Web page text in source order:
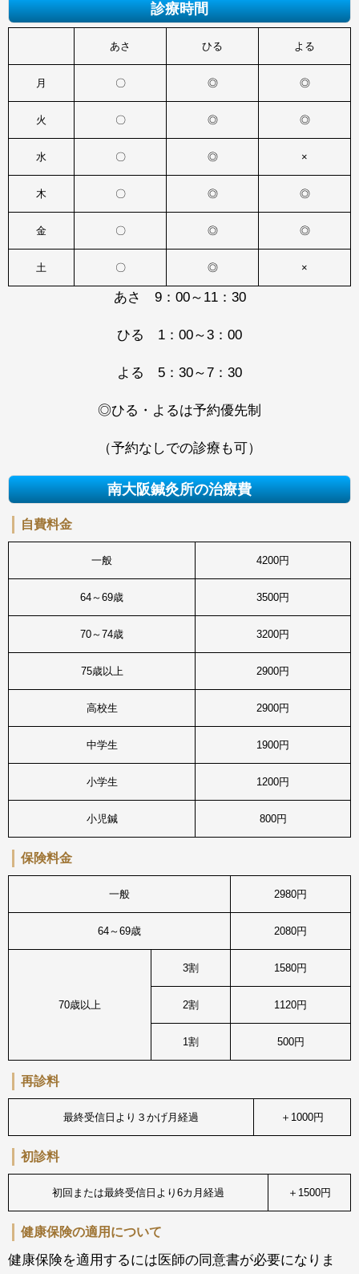
診療時間
あさ ひる よる
月 〇 ◎ ◎
火 〇 ◎ ◎
水 〇 ◎ ×
木 〇 ◎ ◎
金 〇 ◎ ◎
土 〇 ◎ ×
あさ 9：00～11：30
ひる 1：00～3：00
よる 5：30～7：30
◎ひる・よるは予約優先制
（予約なしでの診療も可）
南大阪鍼灸所の治療費
自費料金
一般 4200円
64～69歳 3500円
70～74歳 3200円
75歳以上 2900円
高校生 2900円
中学生 1900円
小学生 1200円
小児鍼 800円
保険料金
一般 2980円
64～69歳 2080円
70歳以上
3割 1580円
2割 1120円
1割 500円
再診料
最終受信日より３かげ月経過 ＋1000円
初診料
初回または最終受信日より6カ月経過 ＋1500円
健康保険の適用について
健康保険を適用するには医師の同意書が必要になりま